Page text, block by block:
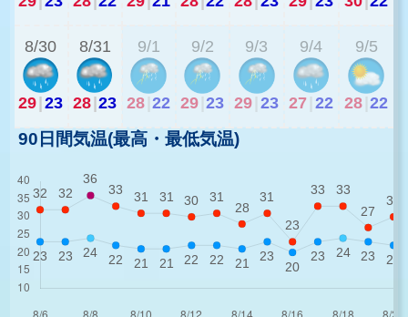
8/30
29 23
8/31
28 23
9/1
28 22
9/2
29 23
9/3
29 23
9/4
27 22
9/5
28 22
90日間気温(最高・最低気温)